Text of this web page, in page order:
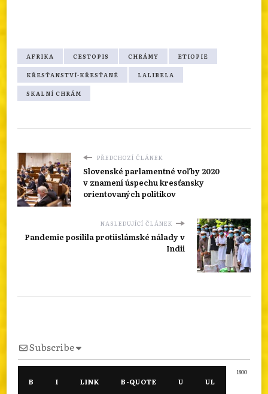
AFRIKA CESTOPIS CHRÁMY ETIOPIE
KŘESŤANSTVÍ-KŘESŤANÉ LALIBELA
SKALNÍ CHRÁM
PŘEDCHOZÍ ČLÁNEK
Slovenské parlamentné voľby 2020
v znamení úspechu kresťansky
orientovaných politikov
NASLEDUJÍCÍ ČLÁNEK
Pandemie posílila protiislámské nálady v
Indii
Subscribe
1800